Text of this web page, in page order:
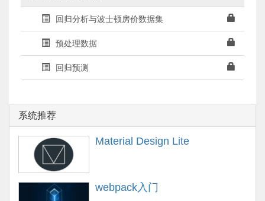
回归分析与波士顿房价数据集
预处理数据
回归预测
系统推荐
Material Design Lite
webpack入门